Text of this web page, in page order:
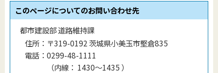
このページについてのお問い合わせ先
都市建設部 道路維持課
住所： 〒319-0192 茨城県小美玉市堅倉835
電話： 0299-48-1111
（内線 ： 1430〜1435 ）